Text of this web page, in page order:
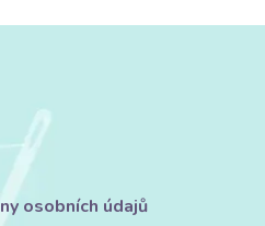
osobních údajů